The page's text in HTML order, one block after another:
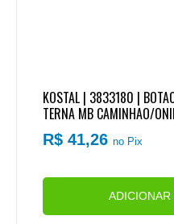
KOSTAL | 3833180 |
TERNA MB CAMINHAO/
R$ 41,26no Pix